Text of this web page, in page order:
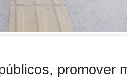
promover